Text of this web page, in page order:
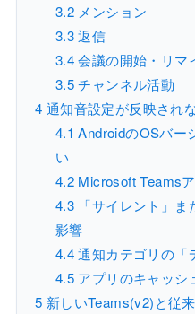
3.2メンション
3.3返信
3.4会議の開始・リマ
3.5チャンネル活動
4 通知音設定が反映され
4.1 AndroidのOSバー
い
4.2Microsoft Teams
4.3「サイレント」ま
影響
4.4通知カテゴリの「
4.5アプリのキャッシ
5 新しいTeams(v2)と従